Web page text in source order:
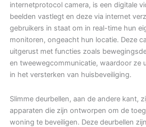
internetprotocol camera, is een digitale
beelden vastlegt en deze via internet
gebruikers in staat om in real-time hun
monitoren, ongeacht hun locatie. Deze
uitgerust met functies zoals
en tweewegcommunicatie, waardoor ze
in het versterken van huisbeveiliging.
Slimme deurbellen, aan de andere kant,
apparaten die zijn ontworpen om de
woning te beveiligen. Deze deurbellen